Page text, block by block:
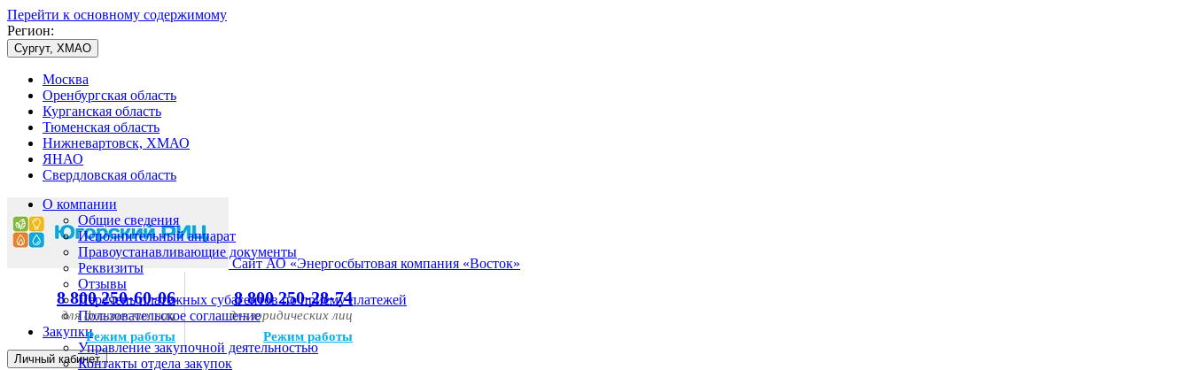
Перейти к основному содержимому
Регион:
Сургут, ХМАО
Москва
Оренбургская область
Курганская область
Тюменская область
Нижневартовск, ХМАО
ЯНАО
Свердловская область
Сайт АО «Энергосбытовая компания «Восток»
8 800 250-60-06
для физических лиц
Режим работы
8 800 250-28-74
для юридических лиц
Режим работы
Личный кабинет
О компании
Общие сведения
Исполнительный аппарат
Правоустанавливающие документы
Реквизиты
Отзывы
Перечень платежных субагентов по приему платежей
Пользовательское соглашение
Закупки
Управление закупочной деятельностью
Контакты отдела закупок